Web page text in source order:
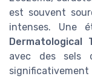
est souvent
intenses. Une
Dermatological
avec des sels
significativement